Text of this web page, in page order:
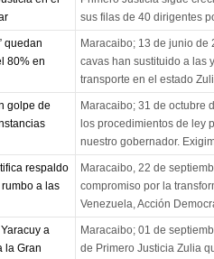
sus filas de 40 dirigentes
quedan
80% en
Maracaibo; 13 de junio de
cavas han sustituido a las
transporte en el estado
golpe de
Maracaibo; 31 de octubre
los procedimientos de ley
nuestro gobernador.
respaldo
a las
Maracaibo, 22 de
compromiso por la
Venezuela, Acción
a
la Gran
Maracaibo; 01 de
de Primero Justicia Zulia